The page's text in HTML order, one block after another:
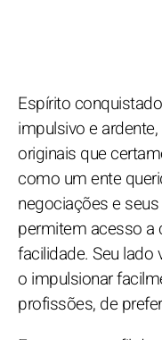
Espírito
impulsivo e
originais que
como um ente
negociações e
permitem acesso a
facilidade. Seu
o impulsionar
profissões, de